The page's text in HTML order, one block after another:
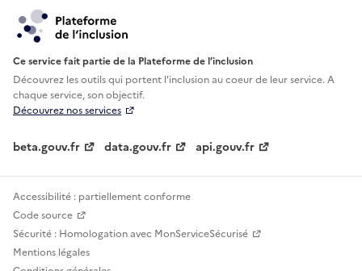
Ce service fait partie de la Plateforme de l’inclusion
Découvrez les outils qui portent l'inclusion aucoeur de leur service. A
chaque service, son objectif.
Découvrez nos services
beta.gouv.fr data.gouv.fr api.gouv.fr
Accessibilité : partiellement conforme
Code source
Sécurité : Homologation avec MonServiceSécurisé
Mentions légales